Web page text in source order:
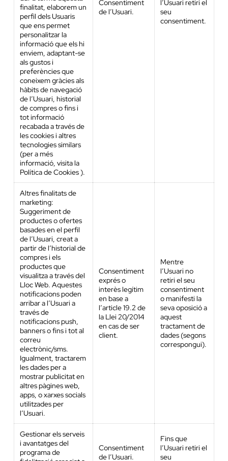
finalitat, elaborem un
perfil dels Usuaris
que ens permet
personalitzar la
informació que els hi
enviem, adaptant-se
als gustos i
preferències que
coneixem gràcies als
hàbits de navegació
de l’Usuari, historial
de compres o fins i
tot informació
recabada a través de
les cookies i altres
tecnologies similars
(per a més
informació, visita la
Política de Cookies ).
Consentiment
de l’Usuari.
l’Usuari retiri el
seu
consentiment.
Altres finalitats de
marketing:
Suggeriment de
productes o ofertes
basades en el perfil
de l’Usuari, creat a
partir de l’historial de
compres i els
productes que
visualitza a través del
Lloc Web. Aquestes
notificacions poden
arribar a l’Usuari a
través de
notificacions push,
banners o fins i tot al
correu
electrònic/sms.
Igualment, tractarem
les dades per a
mostrar publicitat en
altres pàgines web,
apps, o xarxes socials
utilitzades per
l’Usuari.
Consentiment
exprés o
interès legítim
en base a
l’article 19.2 de
la Llei 20/2014
en cas de ser
client.
Mentre
l’Usuari no
retiri el seu
consentiment
o manifesti la
seva oposició a
aquest
tractament de
dades (segons
correspongui).
Gestionar els serveis
i avantatges del
programa de
Consentiment
de l’Usuari.
Fins que
l’Usuari retiri el
seu